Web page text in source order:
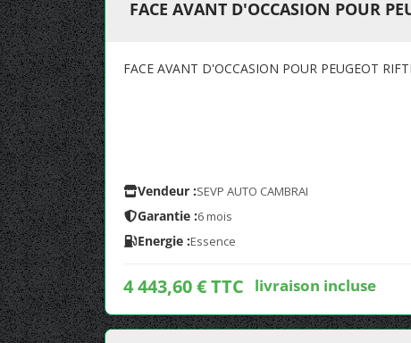
FACE AVANT D'OCCASION POUR
FACE AVANT D'OCCASION POUR PEUGEOT
Vendeur :SEVP AUTO CAMBRAI
Garantie :6 mois
Energie :Essence
4 443,60 € TTC livraison incluse